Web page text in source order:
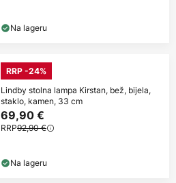
Na lageru
RRP -24%
Lindby stolna lampa Kirstan, bež, bijela,
staklo, kamen, 33 cm
69,90 €
RRP92,90 €
Na lageru